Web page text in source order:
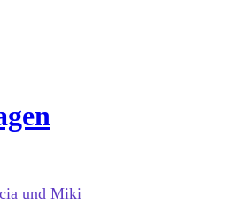
und Miki